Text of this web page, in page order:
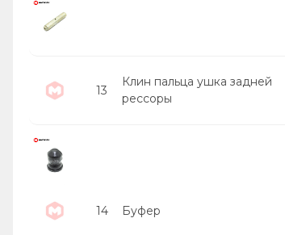
13
Клин пальца ушка задней
рессоры
14 Буфер